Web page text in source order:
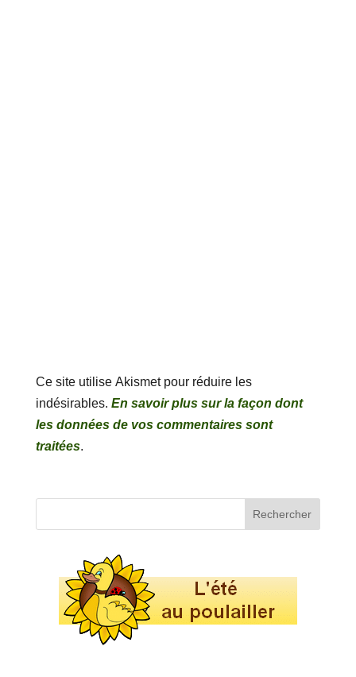
Ce site utilise Akismet pour réduire les
indésirables. En savoir plus sur la façon dont
les données de vos commentaires sont
traitées.